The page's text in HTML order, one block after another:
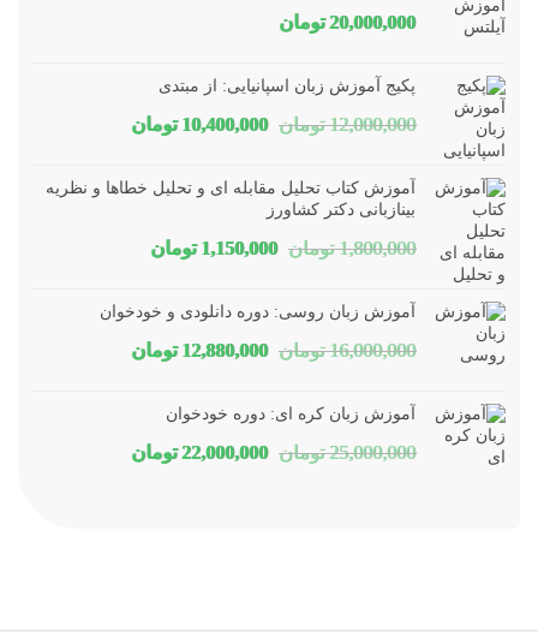
20,000,000 تومان
پکیج آموزش زبان اسپانیایی: از مبتدی
12,000,000 تومان قیمت
بود.
10,400,000 تومانقیمت
آموزش کتاب تحلیل مقابله ای و تحلیل خطاها و نظریه
بینازبانی دکتر کشاورز
1,800,000 تومان قیمت
1,150,000 تومانقیمت
آموزش زبان روسی: دوره دانلودی و خودخوان
16,000,000 تومان قیمت
12,880,000 تومانقیمت
آموزش زبان کره ای: دوره خودخوان
25,000,000 تومان قیمت
22,000,000 تومانقیمت